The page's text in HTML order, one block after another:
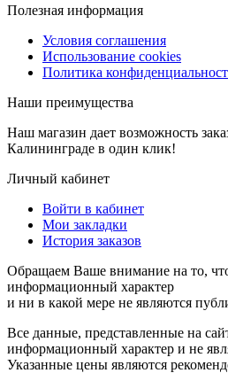
Полезная информация
Условия соглашения
Использование cookies
Политика
Наши преимущества
Наш магазин дает возможность
Калининграде в один клик!
Личный кабинет
Войти в кабинет
Мои закладки
История заказов
Обращаем Ваше внимание на то,
информационный характер
и ни в какой мере не являются
Все данные, представленные на
информационный характер и не
Указанные цены являются